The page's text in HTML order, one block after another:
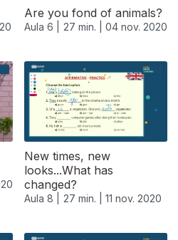
Are you fond of animals?
Aula 6 | 27 min. | 04 nov. 2020
New times, new
looks...What has
changed?
Aula 8 | 27 min. | 11 nov. 2020